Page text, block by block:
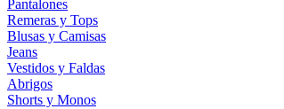
Pantalones
Remeras y Tops
Blusas y Camisas
Jeans
Vestidos y Faldas
Abrigos
Shorts y Monos